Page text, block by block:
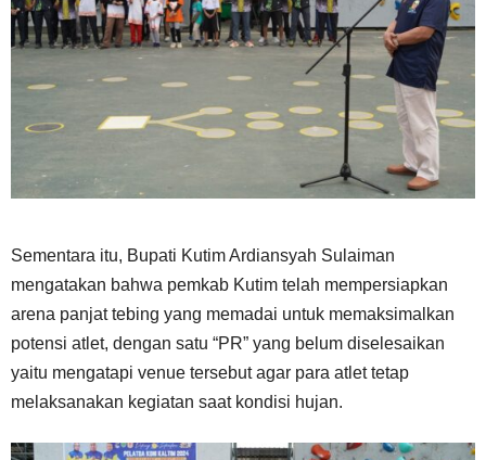
Sementara itu, Bupati Kutim Ardiansyah Sulaiman
mengatakan bahwa pemkab Kutim telah mempersiapkan
arena panjat tebing yang memadai untuk memaksimalkan
potensi atlet, dengan satu “PR” yang belum diselesaikan
yaitu mengatapi venue tersebut agar para atlet tetap
melaksanakan kegiatan saat kondisi hujan.